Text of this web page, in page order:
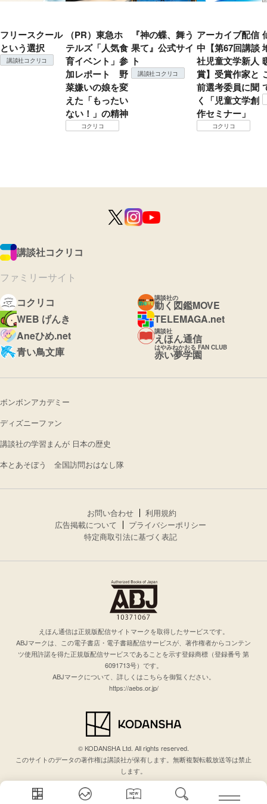
フリースクール
という選択
講談社コクリコ
（PR）東急ホ
テルズ「人気食
育イベント」参
加レポート 野
菜嫌いの娘を変
えた「もったい
ない！」の精神
コクリコ
『神の蝶、舞う
果て』公式サイ
ト
講談社コクリコ
アーカイブ配信
中【第67回講談
社児童文学新人
賞】受賞作家と
前選考委員に聞
く「児童文学創
作セミナー」
コクリコ
講談社コクリコ
ファミリーサイト
コクリコ
講談社の
動く図鑑MOVE
WEB げんき
TELEMAGA.net
Aneひめ.net
講談社
えほん通信
青い鳥文庫
はやみねかおる FAN CLUB
赤い夢学園
ボンボンアカデミー
ディズニーファン
講談社の学習まんが 日本の歴史
本とあそぼう 全国訪問おはなし隊
お問い合わせ
利用規約
広告掲載について
プライバシーポリシー
特定商取引法に基づく表記
えほん通信は正規版配信サイトマークを取得したサービスです。
ABJマークは、この電子書店・電子書籍配信サービスが、著作権者からコンテン
ツ使用許諾を得た正規版配信サービスであることを示す登録商標（登録番号 第
6091713号）です。
ABJマークについて、詳しくはこちらを御覧ください。
https://aebs.or.jp/
© KODANSHA Ltd. All rights reserved.
このサイトのデータの著作権は講談社が保有します。無断複製転載放送等は禁止
します。